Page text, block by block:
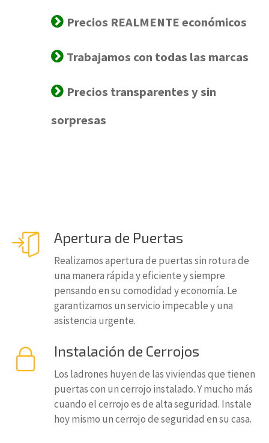
Precios REALMENTE económicos
Trabajamos con todas las marcas
Precios transparentes y sin
sorpresas
Apertura de Puertas
Realizamos apertura de puertas sin rotura de
una manera rápida y eficiente y siempre
pensando en su comodidad y economía. Le
garantizamos un servicio impecable y una
asistencia urgente.
Instalación de Cerrojos
Los ladrones huyen de las viviendas que tienen
puertas con un cerrojo instalado. Y mucho más
cuando el cerrojo es de alta seguridad. Instale
hoy mismo un cerrojo de seguridad en su casa.